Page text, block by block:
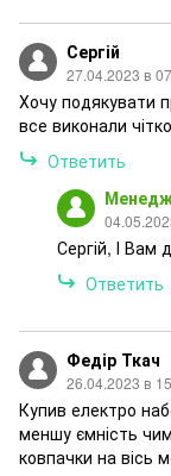
Сергій
27.04.2023 в
Хочу подякувати
все виконали
Ответить
Сергій, І Вам
Ответить
Федір Ткач
26.04.2023 в
Купив електро
меншу ємність
ковпачки на вісь